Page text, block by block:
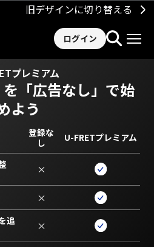
旧デザインに切り替える
ログイン
プレミアム
「広告なし」で始
よう
登録な
し
U-FRETプレミアム
×
×
追
×